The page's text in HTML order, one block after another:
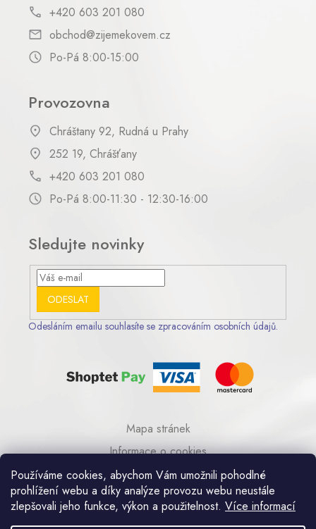
Používáme cookies, abychom Vám umožnili pohodlné
prohlížení webu a díky analýze provozu webu neustále
zlepšovali jeho funkce, výkon a použitelnost. Více informací
+420 603 201 080
obchod@zijemekovem.cz
Po-Pá 8:00-15:00
Provozovna
Chráštany 92, Rudná u Prahy
252 19, Chrášťany
+420 603 201 080
Po-Pá 8:00-11:30 - 12:30-16:00
Sledujte novinky
ODESLAT
Odesláním emailu souhlasíte se zpracováním osobních údajů.
Mapa stránek
Informace o cookies
© 2023 AA COM s.r.o.
Umělecká kovovýroba Praha